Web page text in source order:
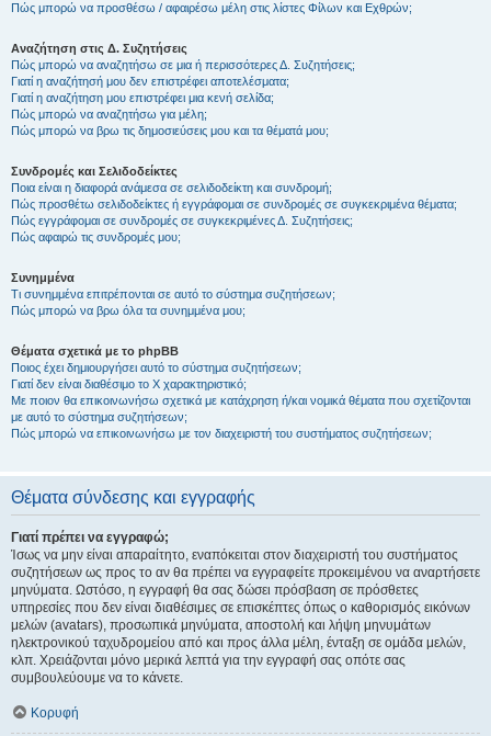
Πώς μπορώ να προσθέσω / αφαιρέσω μέλη στις λίστες Φίλων και Εχθρών;
Αναζήτηση στις Δ. Συζητήσεις
Πώς μπορώ να αναζητήσω σε μια ή περισσότερες Δ. Συζητήσεις;
Γιατί η αναζήτησή μου δεν επιστρέφει αποτελέσματα;
Γιατί η αναζήτηση μου επιστρέφει μια κενή σελίδα;
Πώς μπορώ να αναζητήσω για μέλη;
Πώς μπορώ να βρω τις δημοσιεύσεις μου και τα θέματά μου;
Συνδρομές και Σελιδοδείκτες
Ποια είναι η διαφορά ανάμεσα σε σελιδοδείκτη και συνδρομή;
Πώς προσθέτω σελιδοδείκτες ή εγγράφομαι σε συνδρομές σε συγκεκριμένα θέματα;
Πώς εγγράφομαι σε συνδρομές σε συγκεκριμένες Δ. Συζητήσεις;
Πώς αφαιρώ τις συνδρομές μου;
Συνημμένα
Τι συνημμένα επιτρέπονται σε αυτό το σύστημα συζητήσεων;
Πώς μπορώ να βρω όλα τα συνημμένα μου;
Θέματα σχετικά με το phpBB
Ποιος έχει δημιουργήσει αυτό το σύστημα συζητήσεων;
Γιατί δεν είναι διαθέσιμο το Χ χαρακτηριστικό;
Με ποιον θα επικοινωνήσω σχετικά με κατάχρηση ή/και νομικά θέματα που σχετίζονται
με αυτό το σύστημα συζητήσεων;
Πώς μπορώ να επικοινωνήσω με τον διαχειριστή του συστήματος συζητήσεων;
Θέματα σύνδεσης και εγγραφής
Γιατί πρέπει να εγγραφώ;
Ίσως να μην είναι απαραίτητο, εναπόκειται στον διαχειριστή του συστήματος
συζητήσεων ως προς το αν θα πρέπει να εγγραφείτε προκειμένου να αναρτήσετε
μηνύματα. Ωστόσο, η εγγραφή θα σας δώσει πρόσβαση σε πρόσθετες
υπηρεσίες που δεν είναι διαθέσιμες σε επισκέπτες όπως ο καθορισμός εικόνων
μελών (avatars), προσωπικά μηνύματα, αποστολή και λήψη μηνυμάτων
ηλεκτρονικού ταχυδρομείου από και προς άλλα μέλη, ένταξη σε ομάδα μελών,
κλπ. Χρειάζονται μόνο μερικά λεπτά για την εγγραφή σας οπότε σας
συμβουλεύουμε να το κάνετε.
Κορυφή